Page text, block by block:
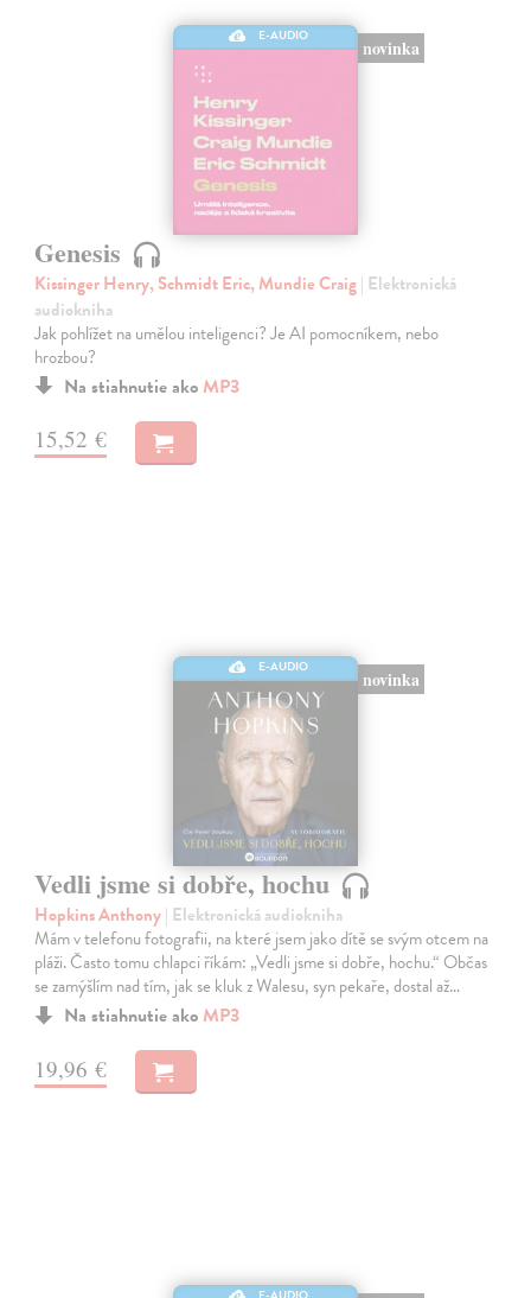
E-AUDIO
novinka
Genesis
Kissinger Henry, Schmidt Eric, Mundie Craig| Elektronická
audiokniha
Jak pohlížet na umělou inteligenci? Je AI pomocníkem, nebo
hrozbou?
Na stiahnutie ako MP3
15,52 €
E-AUDIO
novinka
Vedli jsme si dobře, hochu
Hopkins Anthony| Elektronická audiokniha
Mám v telefonu fotografii, na které jsem jako dítě se svým otcem na
pláži. Často tomu chlapci říkám: „Vedli jsme si dobře, hochu.“ Občas
se zamýšlím nad tím, jak se kluk z Walesu, syn pekaře, dostal až…
Na stiahnutie ako MP3
19,96 €